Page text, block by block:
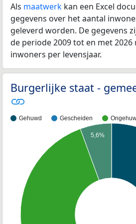
Als maatwerk kan een Excel
gegevens over het aantal
geleverd worden. De gegevens
de periode 2009 tot en met 2026
inwoners per levensjaar.
Burgerlijke staat -
Gehuwd Gescheiden
5,6%